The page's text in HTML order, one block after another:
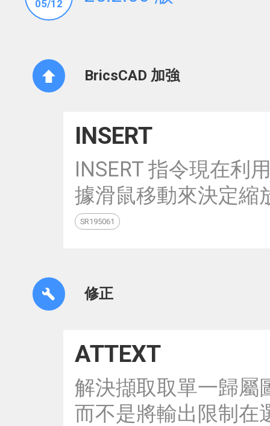
05/12
BricsCAD 加強
INSERT
INSERT 指令現在利
據滑鼠移動來決定縮
SR195061
修正
ATTEXT
解決擷取取單一歸屬
而不是將輸出限制在